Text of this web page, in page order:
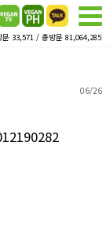
문 33,571 / 총방문 81,064,285
06/26